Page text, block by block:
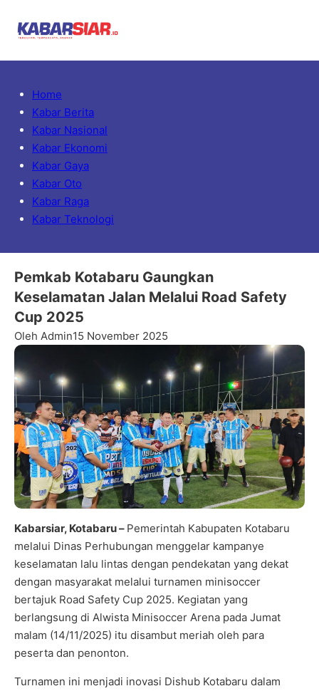
Home
Kabar Berita
Kabar Nasional
Kabar Ekonomi
Kabar Gaya
Kabar Oto
Kabar Raga
Kabar Teknologi
Pemkab Kotabaru Gaungkan
Keselamatan Jalan Melalui Road Safety
Cup 2025
Oleh Admin15 November 2025
Kabarsiar, Kotabaru – Pemerintah Kabupaten Kotabaru
melalui Dinas Perhubungan menggelar kampanye
keselamatan lalu lintas dengan pendekatan yang dekat
dengan masyarakat melalui turnamen minisoccer
bertajuk Road Safety Cup 2025. Kegiatan yang
berlangsung di Alwista Minisoccer Arena pada Jumat
malam (14/11/2025) itu disambut meriah oleh para
peserta dan penonton.
Turnamen ini menjadi inovasi Dishub Kotabaru dalam